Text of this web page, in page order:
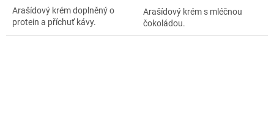
Arašídový krém doplněný o
protein a příchuť kávy.
Arašídový krém s mléčnou
čokoládou.